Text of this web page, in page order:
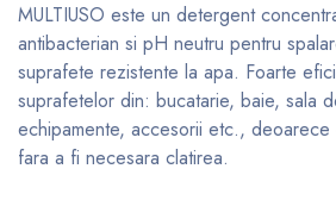
MULTIUSO este un detergent
antibacterian si pH neutru pentru
suprafete rezistente la apa. Foarte
suprafetelor din: bucatarie, baie, sala
echipamente, accesorii etc.,
fara a fi necesara clatirea.